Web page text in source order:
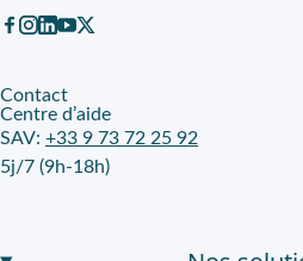
Contact
Centre d’aide
SAV: +33 9 73 72 25 92
5j/7 (9h-18h)